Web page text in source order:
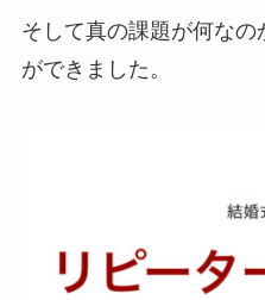
そして真の課題が何なの
ができました。